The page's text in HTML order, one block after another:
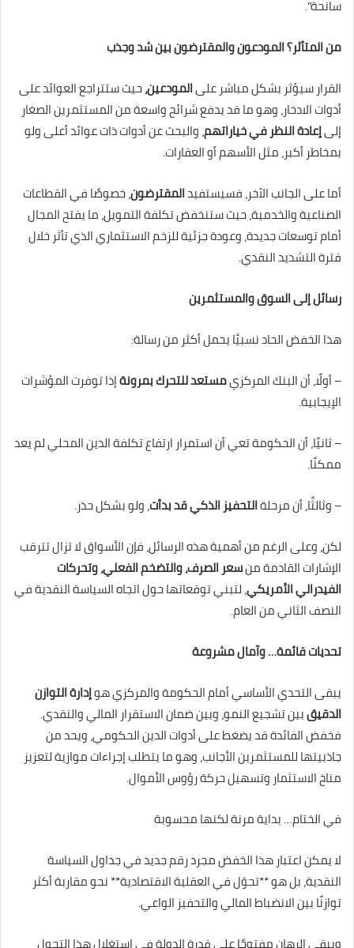
سانحة”.
من المتأثر؟ المودعون والمقترضون بين شد وجذب
القرار سيؤثر بشكل مباشر علىالمودعين،حيث ستتراجع العوائد على
أدوات الادخار، وهو ما قد يدفع شرائح واسعة من المستثمرين الصغار
إلىإعادة النظر في خياراتهم، والبحث عن أدوات ذات عوائد أعلى ولو
بمخاطر أكبر، مثل الأسهم أو العقارات.
أما على الجانب الآخر، فسيستفيدالمقترضون، خصوصًا في القطاعات
الصناعية والخدمية، حيث ستنخفض تكلفة التمويل، ما يفتح المجال
أمام توسعات جديدة، وعودة جزئية للزخم الاستثماري الذي تأثر خلال
فترة التشديد النقدي.
رسائل إلى السوق والمستثمرين
هذا الخفض الحاد نسبيًا يحمل أكثر من رسالة:
– أولًا، أن البنك المركزيمستعد للتحرك بمرونةإذا توفرت المؤشرات
الإيجابية.
– ثانيًا، أن الحكومة تعي أن استمرار ارتفاع تكلفة الدين المحلي لم يعد
ممكنًا.
– وثالثًا، أن مرحلةالتحفيز الذكي قد بدأت، ولو بشكل حذر.
لكن، وعلى الرغم من أهمية هذه الرسائل، فإن الأسواق لا تزال تترقب
الإشارات القادمة منسعر الصرف، والتضخم الفعلي، وتحركات
الفيدرالي الأمريكي، لتبني توقعاتها حول اتجاه السياسة النقدية في
النصف الثاني من العام.
تحديات قائمة… وآمال مشروعة
يبقى التحدي الأساسي أمام الحكومة والمركزي هوإدارة التوازن
الدقيقبين تشجيع النمو، وبين ضمان الاستقرار المالي والنقدي.
فخفض الفائدة قد يضغط على أدوات الدين الحكومي، ويحد من
جاذبيتها للمستثمرين الأجانب، وهو ما يتطلب إجراءات موازية لتعزيز
مناخ الاستثمار وتسهيل حركة رؤوس الأموال.
في الختام… بداية مرنة لكنها محسوبة
لا يمكن اعتبار هذا الخفض مجرد رقم جديد في جداول السياسة
النقدية، بل هو **تحوّل في العقلية الاقتصادية** نحو مقاربة أكثر
توازنًا بين الانضباط المالي والتحفيز الواعي.
ويبقى الرهان مفتوحًا على قدرة الدولة في استغلال هذا التحول